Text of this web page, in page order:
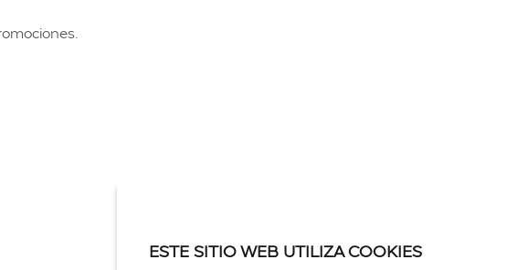
ESTE SITIO WEB UTILIZA COOKIES